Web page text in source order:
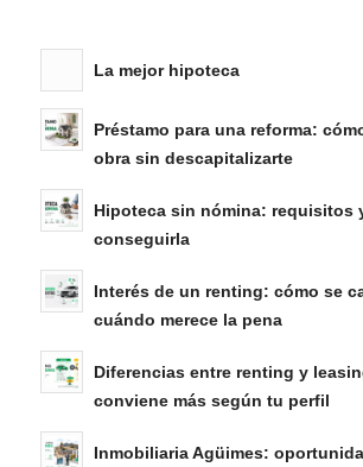
La mejor hipoteca
Préstamo para una reforma:
obra sin descapitalizarte
Hipoteca sin nómina: requisitos
conseguirla
Interés de un renting: cómo se
cuándo merece la pena
Diferencias entre renting y
conviene más según tu perfil
Inmobiliaria Agüimes: